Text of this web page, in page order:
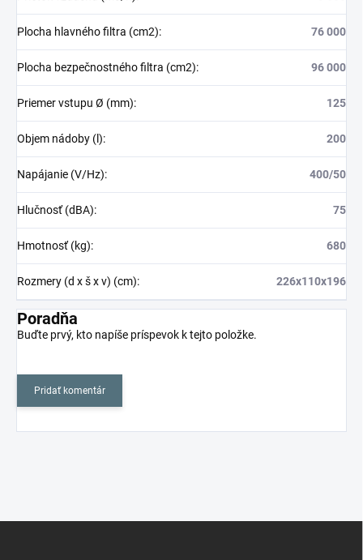
Plocha hlavného filtra (cm2): 76 000
Plocha bezpečnostného filtra (cm2): 96 000
Priemer vstupu Ø (mm): 125
Objem nádoby (l): 200
Napájanie (V/Hz): 400/50
Hlučnosť (dBA): 75
Hmotnosť (kg): 680
Rozmery (d x š x v) (cm): 226x110x196
Poradňa
Buďte prvý, kto napíše príspevok k tejto položke.
Pridať komentár